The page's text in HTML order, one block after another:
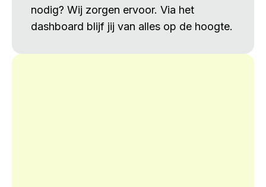
nodig? Wij zorgen ervoor. Via het
dashboard blijf jij van alles op de hoogte.